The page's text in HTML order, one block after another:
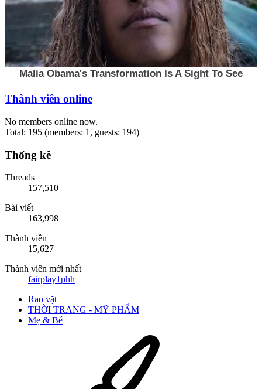
Thành viên online
No members online now.
Total: 195 (members: 1, guests: 194)
Thống kê
Threads
157,510
Bài viết
163,998
Thành viên
15,627
Thành viên mới nhất
fairplay1phh
Rao vặt
THỜI TRANG - MỸ PHẨM
Mẹ & Bé